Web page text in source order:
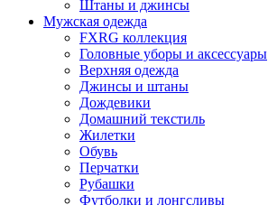
Штаны и джинсы
Мужская одежда
FXRG коллекция
Головные уборы и аксессуары
Верхняя одежда
Джинсы и штаны
Дождевики
Домашний текстиль
Жилетки
Обувь
Перчатки
Рубашки
Футболки и лонгсливы